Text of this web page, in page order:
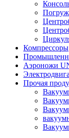
Компрессоры
Аэроножи
Прочая